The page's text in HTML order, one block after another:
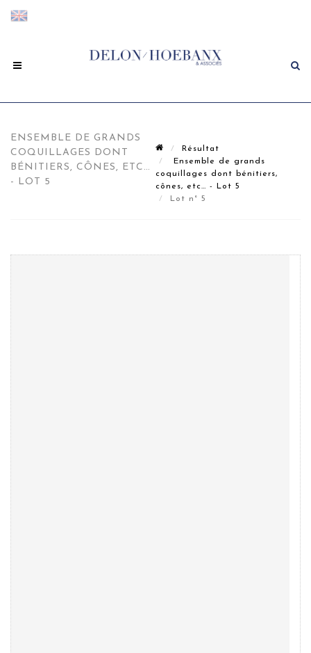
ENSEMBLE DE GRANDS
COQUILLAGES DONT
BÉNITIERS, CÔNES, ETC…
- LOT 5
Résultat
Ensemble de grands
coquillages dont bénitiers,
cônes, etc… - Lot 5
Lot n° 5